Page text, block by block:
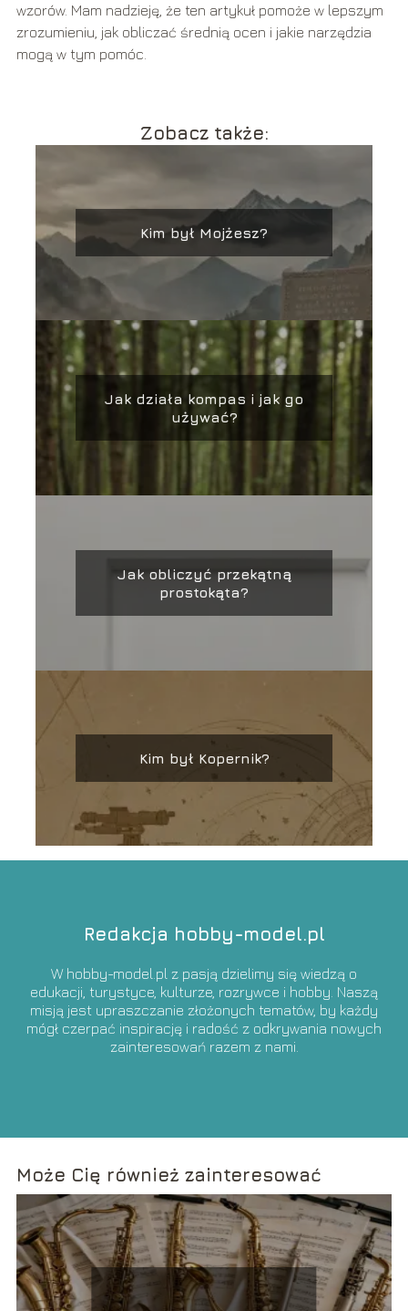
wzorów. Mam nadzieję, że ten artykuł pomoże w lepszym
zrozumieniu, jak obliczać średnią ocen i jakie narzędzia
mogą w tym pomóc.
Zobacz także:
Kim był Mojżesz?
Jak działa kompas i jak go
używać?
Jak obliczyć przekątną
prostokąta?
Kim był Kopernik?
Redakcja hobby-model.pl
W hobby-model.pl z pasją dzielimy się wiedzą o
edukacji, turystyce, kulturze, rozrywce i hobby. Naszą
misją jest upraszczanie złożonych tematów, by każdy
mógł czerpać inspirację i radość z odkrywania nowych
zainteresowań razem z nami.
Może Cię również zainteresować